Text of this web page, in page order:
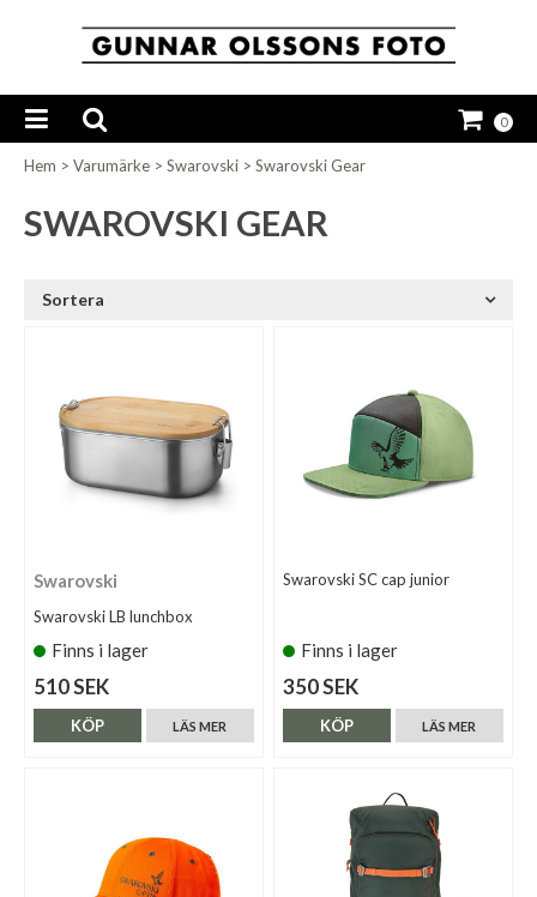
0
Hem > Varumärke > Swarovski > Swarovski Gear
SWAROVSKI GEAR
Sortera
Swarovski
Swarovski LB lunchbox
Finns i lager
510 SEK
LÄS MER
KÖP
Swarovski SC cap junior
Finns i lager
350 SEK
LÄS MER
KÖP